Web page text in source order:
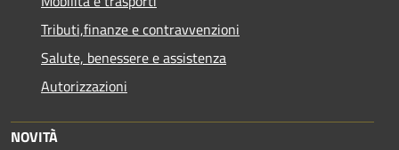
Tributi,finanze e contravvenzioni
Salute, benessere e assistenza
Autorizzazioni
NOVITÀ